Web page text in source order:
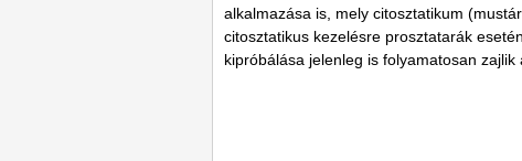
alkalmazása is, mely citosztatikum
citosztatikus kezelésre prosztatarák
kipróbálása jelenleg is folyamatosan